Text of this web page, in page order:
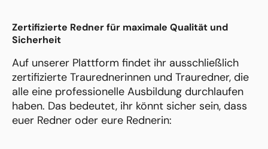
Zertifizierte Redner für maximale Qualität und
Sicherheit
Auf unserer Plattform findet ihr ausschließlich
zertifizierte Traurednerinnen und Trauredner, die
alle eine professionelle Ausbildung durchlaufen
haben. Das bedeutet, ihr könnt sicher sein, dass
euer Redner oder eure Rednerin: